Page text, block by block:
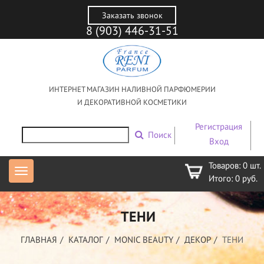
Заказать звонок
8 (903) 446-31-51
ИНТЕРНЕТ МАГАЗИН НАЛИВНОЙ ПАРФЮМЕРИИ
И ДЕКОРАТИВНОЙ КОСМЕТИКИ
Поиск
Регистрация
Вход
Товаров: 0 шт.
Итого: 0 руб.
ТЕНИ
ГЛАВНАЯ КАТАЛОГ MONIC BEAUTY ДЕКОР ТЕНИ